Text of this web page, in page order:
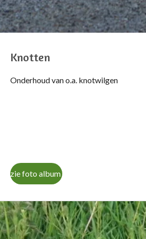
Knotten
Onderhoud van o.a. knotwilgen
zie foto album